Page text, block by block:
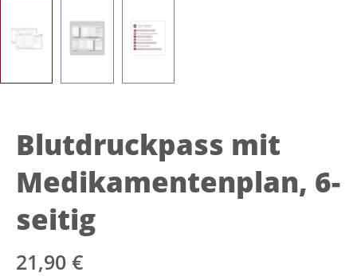
Blutdruckpass mit
Medikamentenplan, 6-
seitig
21,90 €